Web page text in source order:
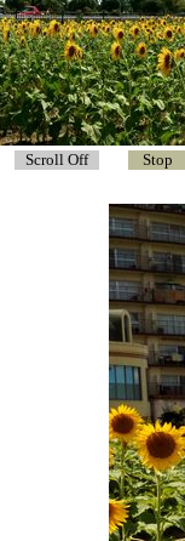
Scroll Off Stop